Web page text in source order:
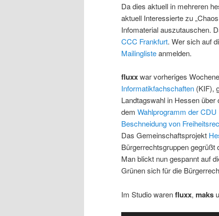
Da dies aktuell in mehreren
aktuell Interessierte zu
Infomaterial auszutauschen.
CCC Frankfurt. Wer sich auf
Mailinglisteanmelden.
fluxxwar vorheriges
Informatikfachschaften (KIF),
Landtagswahl in Hessen
dem Wahlprogramm der
Beschneidung von
Das Gemeinschaftsprojekt
Bürgerrechtsgruppen gegrüßt
Man blickt nun gespannt auf
Grünen sich für die
Im Studio warenfluxx, maks